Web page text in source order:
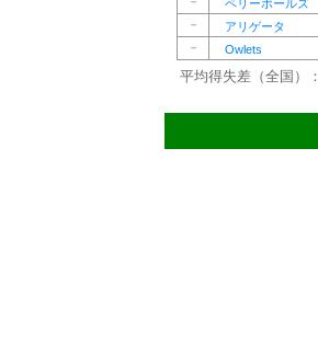
ペリーボールズ
－
アリゲータ
－
Owlets
平均得失差（全国）：